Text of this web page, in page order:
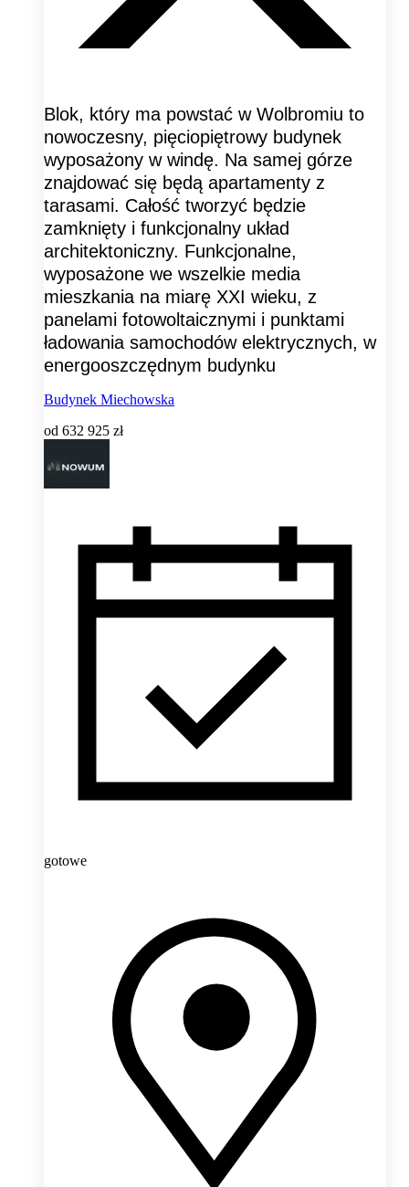
Blok, który ma powstać w Wolbromiu to
nowoczesny, pięciopiętrowy budynek
wyposażony w windę. Na samej górze
znajdować się będą apartamenty z
tarasami. Całość tworzyć będzie
zamknięty i funkcjonalny układ
architektoniczny. Funkcjonalne,
wyposażone we wszelkie media
mieszkania na miarę XXI wieku, z
panelami fotowoltaicznymi i punktami
ładowania samochodów elektrycznych, w
energooszczędnym budynku
Budynek Miechowska
od 632 925 zł
gotowe